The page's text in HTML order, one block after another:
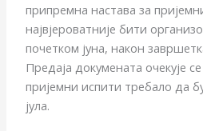
припремна настава за
највјероватније бити
почетком јуна, након
Предаја докумената очекује
пријемни испити требало да
јула.